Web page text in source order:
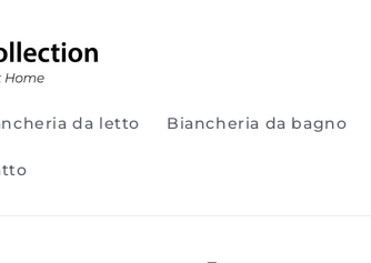
da letto Biancheria da bagno